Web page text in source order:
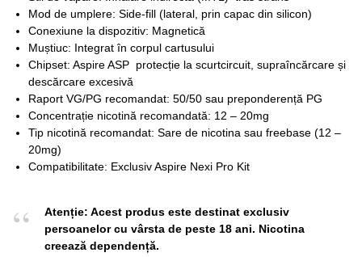
Mod de umplere: Side-fill (lateral, prin capac din silicon)
Conexiune la dispozitiv: Magnetică
Muștiuc: Integrat în corpul cartusului
Chipset: Aspire ASP protecție la scurtcircuit, supraîncărcare și
descărcare excesivă
Raport VG/PG recomandat: 50/50 sau preponderență PG
Concentrație nicotină recomandată: 12 – 20mg
Tip nicotină recomandat: Sare de nicotina sau freebase (12 –
20mg)
Compatibilitate: Exclusiv Aspire Nexi Pro Kit
Atenție: Acest produs este destinat exclusiv
persoanelor cu vârsta de peste 18 ani. Nicotina
creează dependență.